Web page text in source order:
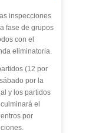
inspecciones
fase de grupos
con el
eliminatoria.
(12 por
por la
y los partidos
el
por